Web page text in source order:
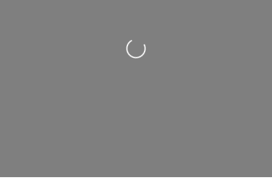
Loading...